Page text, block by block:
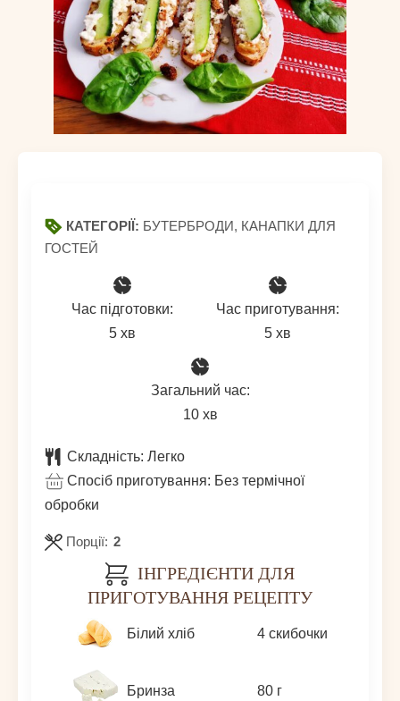
КАТЕГОРІЇ: БУТЕРБРОДИ, КАНАПКИ ДЛЯ
ГОСТЕЙ
Час підготовки:
5хвилин
хв
Час приготування:
5хвилин
хв
Загальний час:
10хвилин
хв
Складність: Легко
Спосіб приготування: Без термічної
обробки
Порції: 2
ІНГРЕДІЄНТИ ДЛЯ
ПРИГОТУВАННЯ РЕЦЕПТУ
Білий хліб 4 скибочки
Бринза 80 г